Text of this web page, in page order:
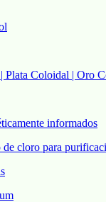
Plata Coloidal | Oro
informados
cloro para